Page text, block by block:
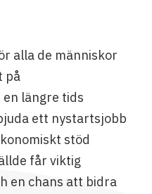
alla de människor
på
längre tids
ett nystartsjobb
stöd
får viktig
en chans att bidra